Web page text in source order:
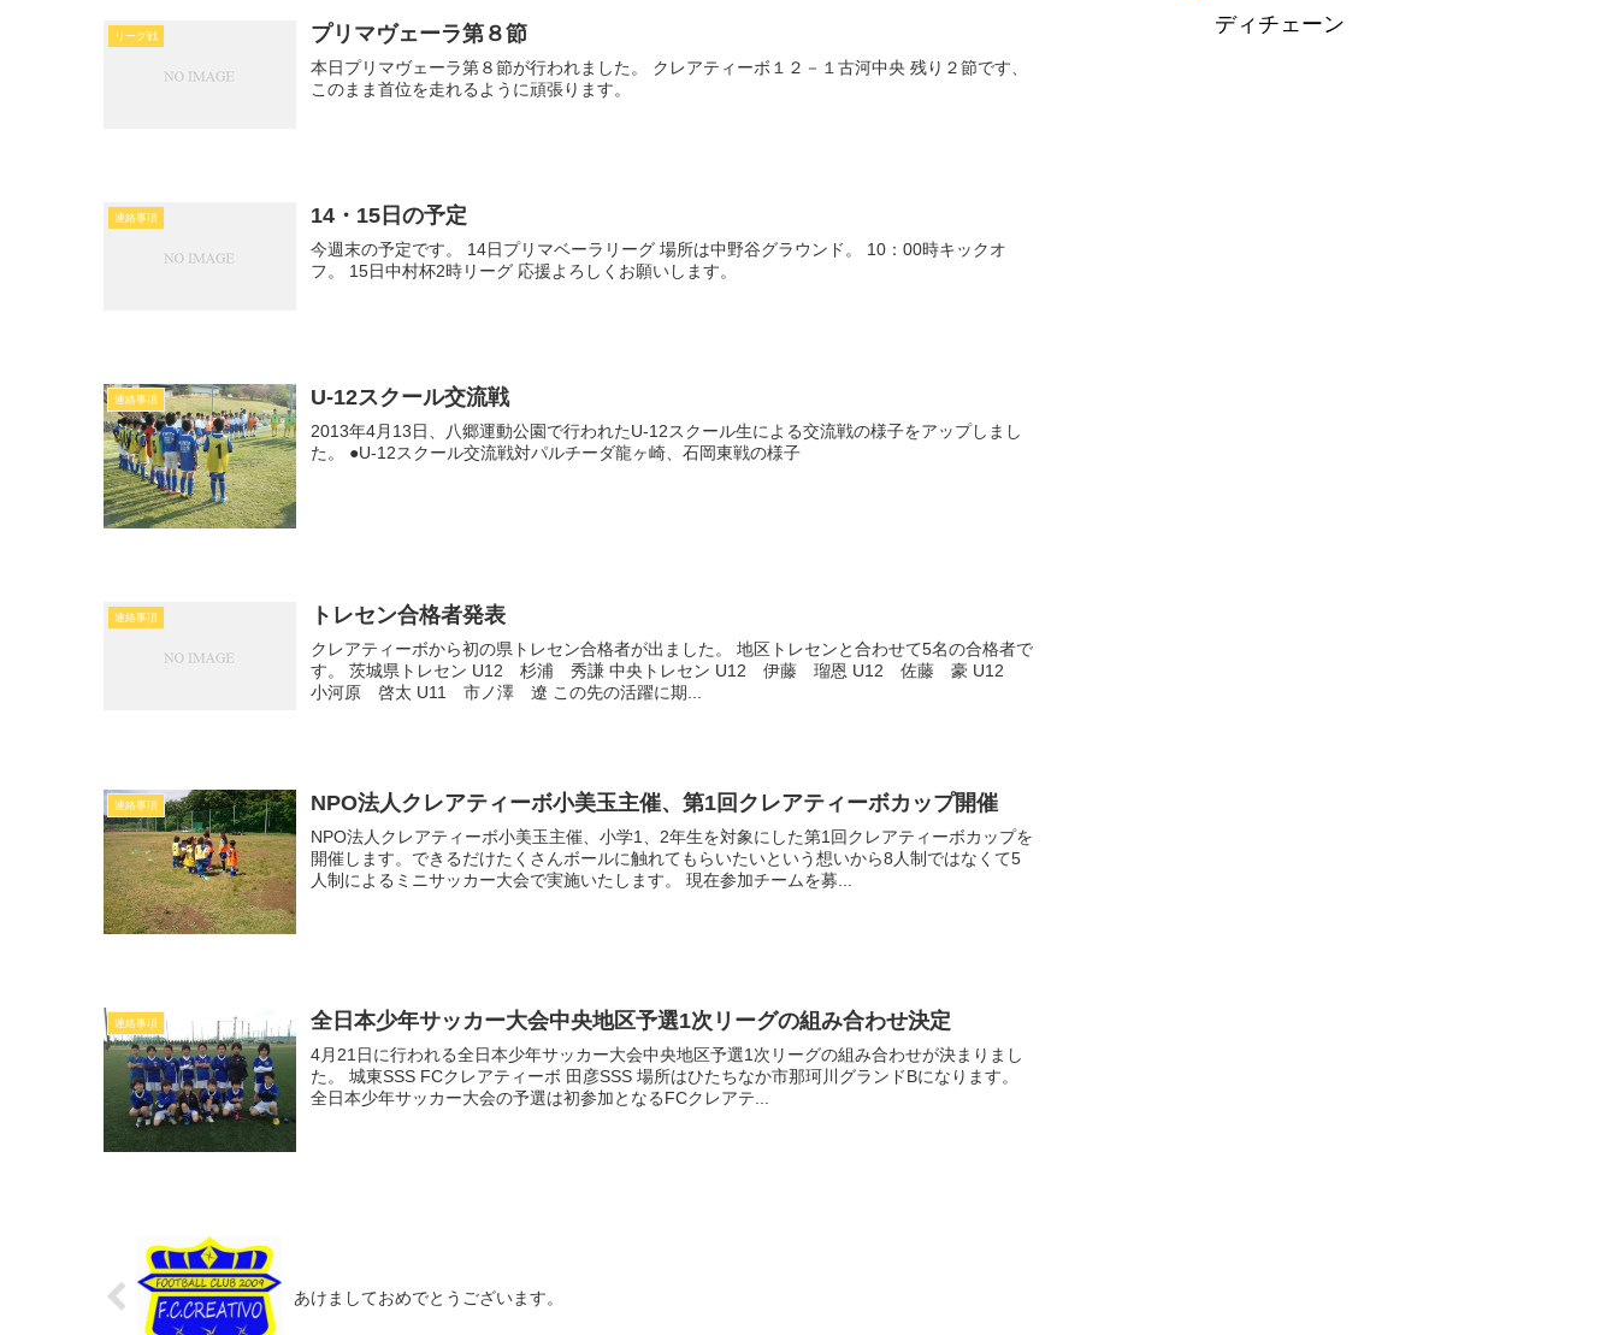
リーグ戦 プリマヴェーラ第８節
本日プリマヴェーラ第８節が行われました。 クレアティーボ１２－１古河中央 残り２節です、
このまま首位を走れるように頑張ります。
連絡事項 14・15日の予定
今週末の予定です。 14日プリマベーラリーグ 場所は中野谷グラウンド。 10：00時キックオ
フ。 15日中村杯2時リーグ 応援よろしくお願いします。
連絡事項 U-12スクール交流戦
2013年4月13日、八郷運動公園で行われたU-12スクール生による交流戦の様子をアップしまし
た。 ●U-12スクール交流戦対パルチーダ龍ヶ崎、石岡東戦の様子
連絡事項 トレセン合格者発表
クレアティーボから初の県トレセン合格者が出ました。 地区トレセンと合わせて5名の合格者で
す。 茨城県トレセン U12 杉浦 秀謙 中央トレセン U12 伊藤 瑠恩 U12 佐藤 豪 U12
小河原 啓太 U11 市ノ澤 遼 この先の活躍に期...
連絡事項 NPO法人クレアティーボ小美玉主催、第1回クレアティーボカップ開催
NPO法人クレアティーボ小美玉主催、小学1、2年生を対象にした第1回クレアティーボカップを
開催します。できるだけたくさんボールに触れてもらいたいという想いから8人制ではなくて5
人制によるミニサッカー大会で実施いたします。 現在参加チームを募...
連絡事項 全日本少年サッカー大会中央地区予選1次リーグの組み合わせ決定
4月21日に行われる全日本少年サッカー大会中央地区予選1次リーグの組み合わせが決まりまし
た。 城東SSS FCクレアティーボ 田彦SSS 場所はひたちなか市那珂川グランドBになります。
全日本少年サッカー大会の予選は初参加となるFCクレアテ...
あけましておめでとうございます。
ディチェーン